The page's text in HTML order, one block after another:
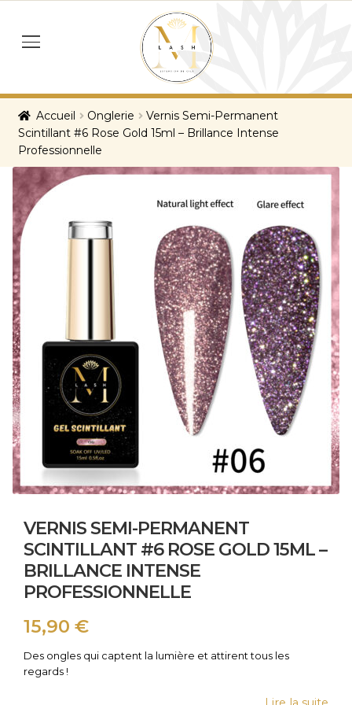
navigation
content
menu
Accueil Onglerie
Vernis Semi-Permanent
Scintillant #6 Rose Gold 15ml – Brillance Intense
Professionnelle
VERNIS SEMI-PERMANENT
SCINTILLANT #6 ROSE GOLD 15ML –
BRILLANCE INTENSE
PROFESSIONNELLE
15,90 €
Des ongles qui captent la lumière et attirent tous les
regards !